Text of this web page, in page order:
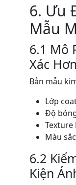
6. Ưu
Mẫu
6.1 Mô
Xác
Bản mẫu
Lớp
Độ
Màu
6.2
Kiện